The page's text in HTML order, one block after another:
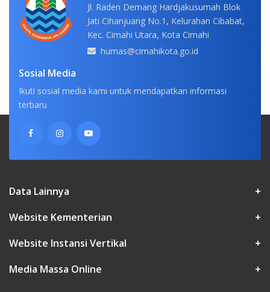
Jl. Raden Demang Hardjakusumah Blok
Jati Cihanjuang No.1, Kelurahan Cibabat,
Kec. Cimahi Utara, Kota Cimahi
humas@cimahikota.go.id
Sosial Media
Ikuti sosial media kami untuk mendapatkan informasi
terbaru
Data Lainnya
+
Website Kementerian
+
Website Instansi Vertikal
+
Media Massa Online
+